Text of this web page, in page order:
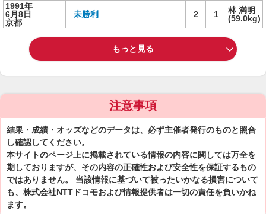
1991年
6月8日
京都
未勝利 2 1
林 満明
(59.0kg)
もっと見る
注意事項
結果・成績・オッズなどのデータは、必ず主催者発行のものと照合
し確認してください。
本サイトのページ上に掲載されている情報の内容に関しては万全を
期しておりますが、その内容の正確性および安全性を保証するもの
ではありません。 当該情報に基づいて被ったいかなる損害について
も、株式会社NTTドコモおよび情報提供者は一切の責任を負いかね
ます。